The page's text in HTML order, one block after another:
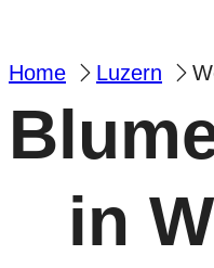
Home Luzern
in